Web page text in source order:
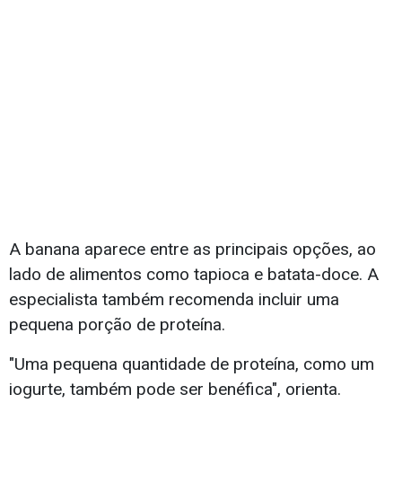
A banana aparece entre as principais opções, ao
lado de alimentos como tapioca e batata-doce. A
especialista também recomenda incluir uma
pequena porção de proteína.
"Uma pequena quantidade de proteína, como um
iogurte, também pode ser benéfica", orienta.